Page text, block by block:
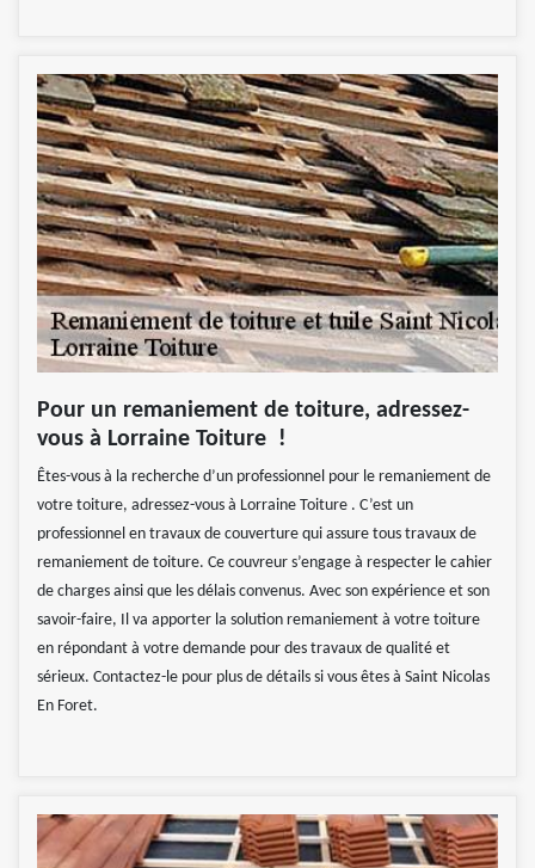
Pour un remaniement de toiture, adressez-
vous à Lorraine Toiture !
Êtes-vous à la recherche d’un professionnel pour le remaniement de
votre toiture, adressez-vous à Lorraine Toiture . C’est un
professionnel en travaux de couverture qui assure tous travaux de
remaniement de toiture. Ce couvreur s’engage à respecter le cahier
de charges ainsi que les délais convenus. Avec son expérience et son
savoir-faire, Il va apporter la solution remaniement à votre toiture
en répondant à votre demande pour des travaux de qualité et
sérieux. Contactez-le pour plus de détails si vous êtes à Saint Nicolas
En Foret.